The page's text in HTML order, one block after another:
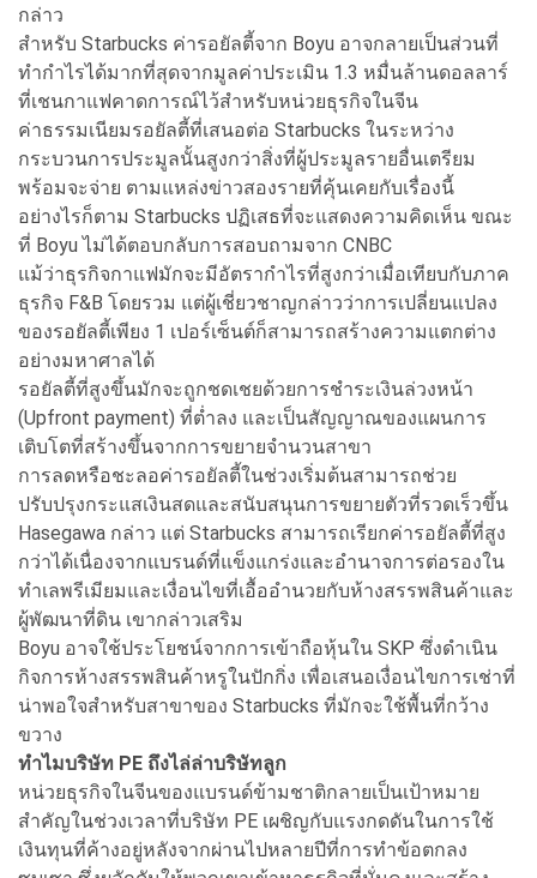
กล่าว
สำหรับ Starbucks ค่ารอยัลตี้จาก Boyu อาจกลายเป็นส่วนที่
ทำกำไรได้มากที่สุดจากมูลค่าประเมิน 1.3 หมื่นล้านดอลลาร์
ที่เชนกาแฟคาดการณ์ไว้สำหรับหน่วยธุรกิจในจีน
ค่าธรรมเนียมรอยัลตี้ที่เสนอต่อ Starbucks ในระหว่าง
กระบวนการประมูลนั้นสูงกว่าสิ่งที่ผู้ประมูลรายอื่นเตรียม
พร้อมจะจ่าย ตามแหล่งข่าวสองรายที่คุ้นเคยกับเรื่องนี้
อย่างไรก็ตาม Starbucks ปฏิเสธที่จะแสดงความคิดเห็น ขณะ
ที่ Boyu ไม่ได้ตอบกลับการสอบถามจาก CNBC
แม้ว่าธุรกิจกาแฟมักจะมีอัตรากำไรที่สูงกว่าเมื่อเทียบกับภาค
ธุรกิจ F&B โดยรวม แต่ผู้เชี่ยวชาญกล่าวว่าการเปลี่ยนแปลง
ของรอยัลตี้เพียง 1 เปอร์เซ็นต์ก็สามารถสร้างความแตกต่าง
อย่างมหาศาลได้
รอยัลตี้ที่สูงขึ้นมักจะถูกชดเชยด้วยการชำระเงินล่วงหน้า
(Upfront payment) ที่ต่ำลง และเป็นสัญญาณของแผนการ
เติบโตที่สร้างขึ้นจากการขยายจำนวนสาขา
การลดหรือชะลอค่ารอยัลตี้ในช่วงเริ่มต้นสามารถช่วย
ปรับปรุงกระแสเงินสดและสนับสนุนการขยายตัวที่รวดเร็วขึ้น
Hasegawa กล่าว แต่ Starbucks สามารถเรียกค่ารอยัลตี้ที่สูง
กว่าได้เนื่องจากแบรนด์ที่แข็งแกร่งและอำนาจการต่อรองใน
ทำเลพรีเมียมและเงื่อนไขที่เอื้ออำนวยกับห้างสรรพสินค้าและ
ผู้พัฒนาที่ดิน เขากล่าวเสริม
Boyu อาจใช้ประโยชน์จากการเข้าถือหุ้นใน SKP ซึ่งดำเนิน
กิจการห้างสรรพสินค้าหรูในปักกิ่ง เพื่อเสนอเงื่อนไขการเช่าที่
น่าพอใจสำหรับสาขาของ Starbucks ที่มักจะใช้พื้นที่กว้าง
ขวาง
ทำไมบริษัท PE ถึงไล่ล่าบริษัทลูก
หน่วยธุรกิจในจีนของแบรนด์ข้ามชาติกลายเป็นเป้าหมาย
สำคัญในช่วงเวลาที่บริษัท PE เผชิญกับแรงกดดันในการใช้
เงินทุนที่ค้างอยู่หลังจากผ่านไปหลายปีที่การทำข้อตกลง